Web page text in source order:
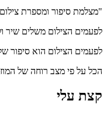
"מצלמת סיפור ומספרת צילום
לפעמים הצילום משלים שיר
לפעמים הצילום הוא סיפור
הכל על פי מצב רוחה של
קצת עלי